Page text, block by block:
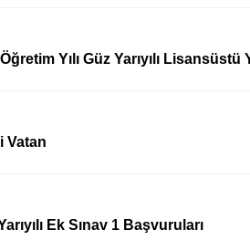
Yılı Güz Yarıyılı
Vatan
Ek Sınav 1 Başvuruları